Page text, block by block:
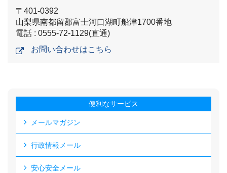
〒401-0392
山梨県南都留郡富士河口湖町船津1700番地
電話 : 0555-72-1129(直通)
お問い合わせはこちら
便利なサービス
メールマガジン
行政情報メール
安心安全メール